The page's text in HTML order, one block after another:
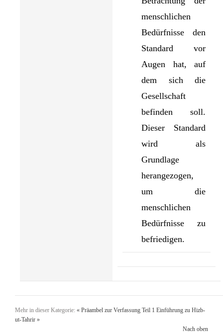
menschlichen
Bedürfnisse den
Standard vor
Augen hat, auf
dem sich die
Gesellschaft
befinden soll.
Dieser Standard
wird als
Grundlage
herangezogen,
um die
menschlichen
Bedürfnisse zu
befriedigen.
Mehr in dieser Kategorie: « Präambel zur Verfassung Teil 1 Einführung zu Hizb-
ut-Tahrir »
Nach oben